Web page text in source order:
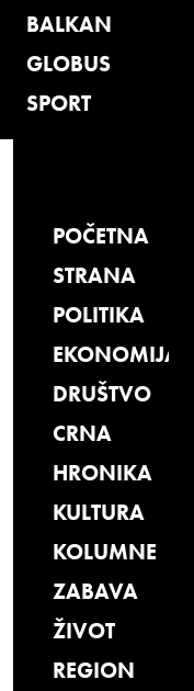
BALKAN
GLOBUS
SPORT
POČETNA
STRANA
POLITIKA
EKONOMIJA
DRUŠTVO
CRNA
HRONIKA
KULTURA
KOLUMNE
ZABAVA
ŽIVOT
REGION